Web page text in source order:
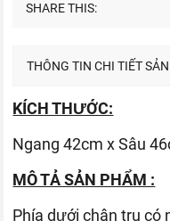
SHARE THIS:
THÔNG TIN CHI TIẾT
KÍCH THƯỚC:
Ngang 42cm x Sâu
MÔ TẢ SẢN PHẨM :
Phía dưới chân trụ có